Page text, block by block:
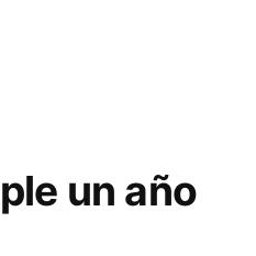
un año